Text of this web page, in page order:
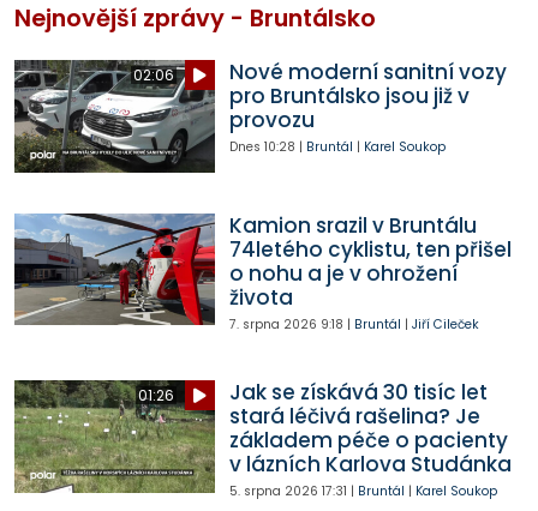
Nejnovější zprávy - Bruntálsko
02:06
Nové moderní sanitní vozy
pro Bruntálsko jsou již v
provozu
Dnes 10:28 | Bruntál | Karel Soukop
Kamion srazil v Bruntálu
74letého cyklistu, ten přišel
o nohu a je v ohrožení
života
7. srpna 2026 9:18 | Bruntál | Jiří Cileček
01:26
Jak se získává 30 tisíc let
stará léčivá rašelina? Je
základem péče o pacienty
v lázních Karlova Studánka
5. srpna 2026 17:31 | Bruntál | Karel Soukop